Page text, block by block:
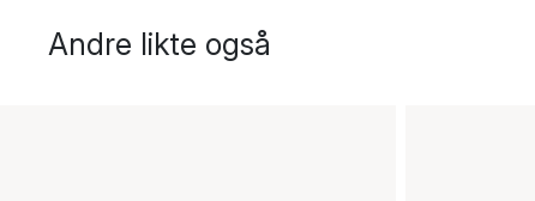
Andre likte også